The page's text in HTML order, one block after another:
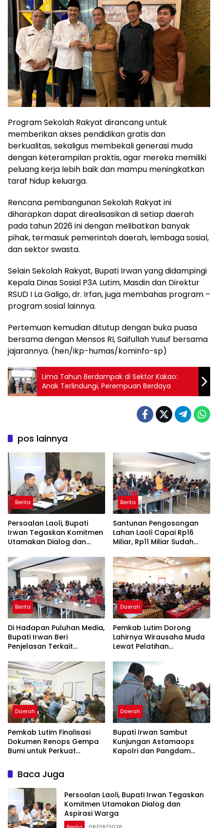
Program Sekolah Rakyat dirancang untuk
memberikan akses pendidikan gratis dan
berkualitas, sekaligus membekali generasi muda
dengan keterampilan praktis, agar mereka memiliki
peluang kerja lebih baik dan mampu meningkatkan
taraf hidup keluarga.
Rencana pembangunan Sekolah Rakyat ini
diharapkan dapat direalisasikan di setiap daerah
pada tahun 2026 ini dengan melibatkan banyak
pihak, termasuk pemerintah daerah, lembaga sosial,
dan sektor swasta.
Selain Sekolah Rakyat, Bupati Irwan yang didampingi
Kepala Dinas Sosial P3A Lutim, Masdin dan Direktur
RSUD I La Galigo, dr. Irfan, juga membahas program –
program sosial lainnya.
Pertemuan kemudian ditutup dengan buka puasa
bersama dengan Mensos RI, Saifullah Yusuf bersama
jajarannya. (hen/ikp-humas/kominfo-sp)
Lima Tahun Berdampak di Sektor Kakao:
Anak Terlindungi, Perempuan Berdaya
pos lainnya
Berita
Persoalan Laoli, Bupati
Irwan Tegaskan Komitmen
Utamakan Dialog dan
Berita
Santunan Pengosongan
Lahan Laoli Capai Rp16
Miliar, Rp11 Miliar Sudah
Berita
Di Hadapan Puluhan Media,
Bupati Irwan Beri
Penjelasan Terkait
Daerah
Pemkab Lutim Dorong
Lahirnya Wirausaha Muda
Lewat Pelatihan
Daerah
Pemkab Lutim Finalisasi
Dokumen Renops Gempa
Bumi untuk Perkuat
Daerah
Bupati Irwan Sambut
Kunjungan Astamaops
Kapolri dan Pangdam
Baca Juga
Persoalan Laoli, Bupati Irwan Tegaskan
Komitmen Utamakan Dialog dan
Aspirasi Warga